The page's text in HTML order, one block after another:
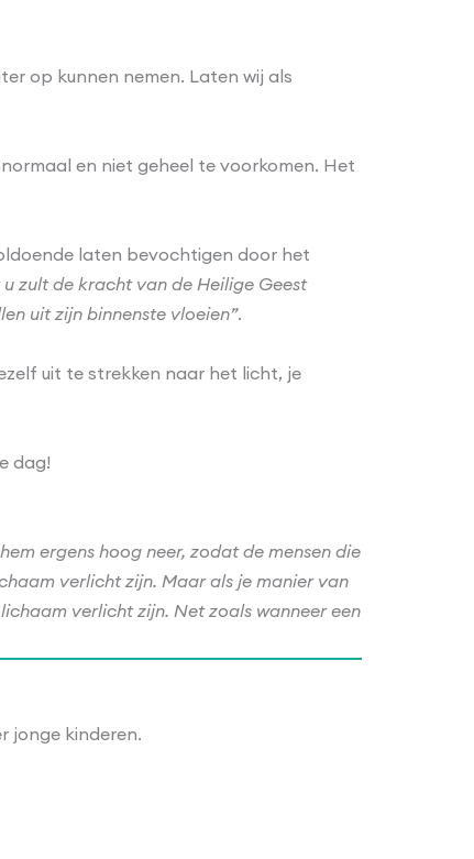
op kunnen nemen. Laten wij als
en niet geheel te voorkomen. Het
laten bevochtigen door het
u zult de kracht van de Heilige Geest
uit zijn binnenste vloeien”.
uit te strekken naar het licht, je
dag!
ergens hoog neer, zodat de mensen die
verlicht zijn. Maar als je manier van
verlicht zijn. Net zoals wanneer een
jonge kinderen.